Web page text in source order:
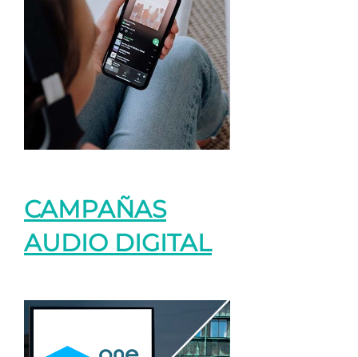
CAMPAÑAS
AUDIO DIGITAL